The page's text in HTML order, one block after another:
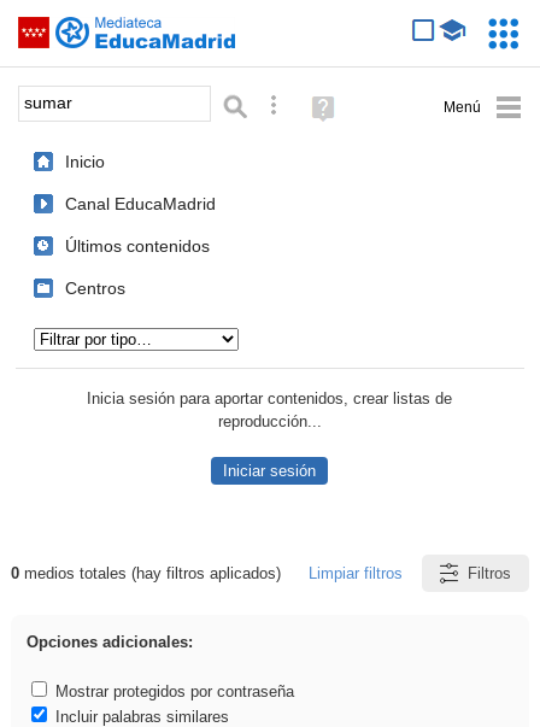
Saltar navegación
Palabra o frase: Búsqueda avanzada
Ayuda
(en
Inicio
Canal EducaMadrid
Últimos contenidos
Centros
Inicia sesión para aportar contenidos, crear listas de
reproducción...
Iniciar sesión
Resultados de: sumar
0medios totales (hay filtros aplicados) Limpiar filtros Filtros
Opciones adicionales:
Mostrar protegidos por contraseña
Incluir palabras similares